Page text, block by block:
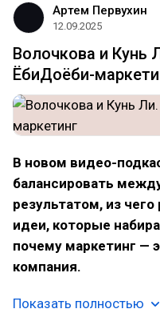
Артем Первухин
12.09.2025
Волочкова и Кунь
ЁбиДоёби-
В новом видео-
балансировать
результатом, из
идеи, которые
почему маркетинг —
компания.
Показать полностью